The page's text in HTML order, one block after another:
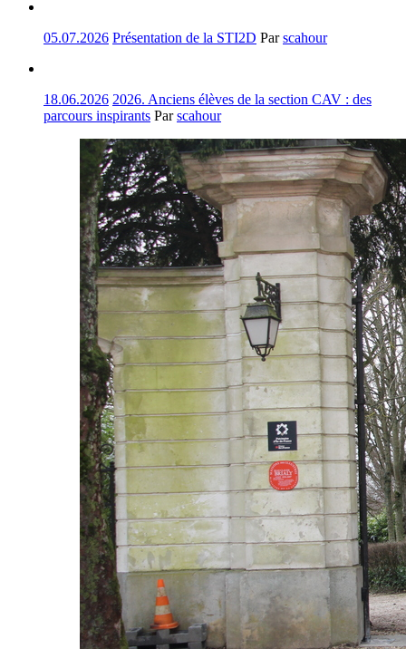
05.07.2026 Présentation de la STI2D Parscahour
18.06.2026 2026. Anciens élèves de la section CAV : des
parcours inspirants Parscahour